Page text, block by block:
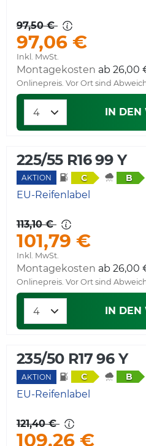
97,50 €
97,06 €
Inkl. MwSt.
Montagekosten ab 26,00
Onlinepreis. Vor Ort sind
IN DEN
225/55 R16 99 Y
AKTION C B
EU-Reifenlabel
113,10 €
101,79 €
Inkl. MwSt.
Montagekosten ab 26,00
Onlinepreis. Vor Ort sind
IN
235/50 R17 96 Y
AKTION C B
EU-Reifenlabel
121,40 €
109,26 €